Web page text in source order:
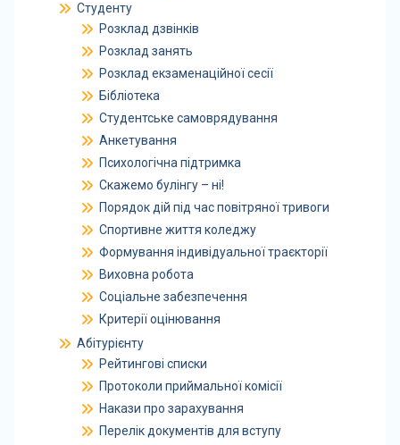
Студенту
Розклад дзвінків
Розклад занять
Розклад екзаменаційної сесії
Бібліотека
Студентське самоврядування
Анкетування
Психологічна підтримка
Скажемо булінгу – ні!
Порядок дій під час повітряної тривоги
Спортивне життя коледжу
Формування індивідуальної траєкторії
Виховна робота
Соціальне забезпечення
Критерії оцінювання
Абітурієнту
Рейтингові списки
Протоколи приймальної комісії
Накази про зарахування
Перелік документів для вступу